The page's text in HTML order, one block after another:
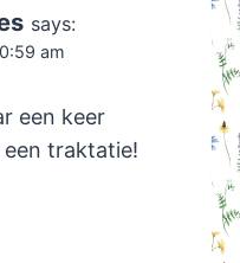
says:
am
een keer
traktatie!